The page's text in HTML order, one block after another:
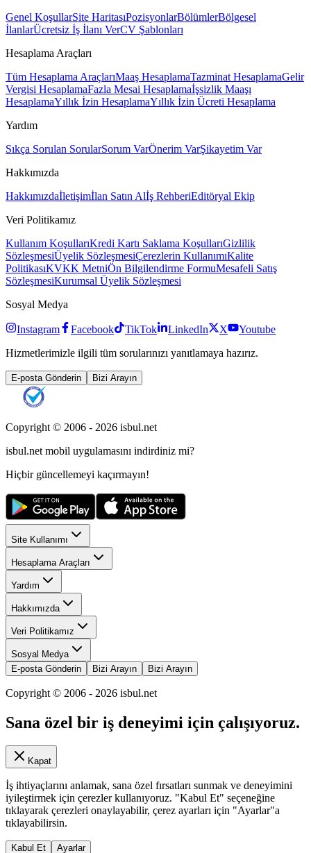
Genel KoşullarSite HaritasıPozisyonlarBölümlerBölgesel
İlanlarÜcretsiz İş İlanı VerCV Şablonları
Hesaplama Araçları
Tüm Hesaplama AraçlarıMaaş HesaplamaTazminat HesaplamaGelir
Vergisi HesaplamaFazla Mesai Hesaplamaİşsizlik Maaşı
HesaplamaYıllık İzin HesaplamaYıllık İzin Ücreti Hesaplama
Yardım
Sıkça Sorulan SorularSorum VarÖnerim VarŞikayetim Var
Hakkımızda
Hakkımızdaİletişimİlan Satın Alİş RehberiEditöryal Ekip
Veri Politikamız
Kullanım KoşullarıKredi Kartı Saklama KoşullarıGizlilik
SözleşmesiÜyelik SözleşmesiÇerezlerin KullanımıKalite
PolitikasıKVKK MetniÖn Bilgilendirme FormuMesafeli Satış
SözleşmesiKurumsal Üyelik Sözleşmesi
Sosyal Medya
Instagram Facebook TikTok LinkedIn X
Youtube
Hizmetlerimizle ilgili tüm sorularınızı yanıtlamaya hazırız.
E-posta Gönderin Bizi Arayın
Copyright © 2006 - 2026 isbul.net
isbul.net mobil uygulamasını indirdiniz mi?
Hiçbir güncellemeyi kaçırmayın!
Site Kullanımı
Hesaplama Araçları
Yardım
Hakkımızda
Veri Politikamız
Sosyal Medya
E-posta Gönderin
Bizi Arayın Bizi Arayın
Copyright © 2006 - 2026 isbul.net
Sana özel bir iş deneyimi için çalışıyoruz.
Kapat
İş ihtiyaçlarını anlamak, sana özel fırsatları sunmak ve deneyimini
iyileştirmek için çerezler kullanıyoruz. "Kabul Et" seçeneğine
tıklayarak çerezleri onaylayabilir, çerez ayarları için "Ayarlar"a
tıklayabilirsin.
Kabul Et Ayarlar